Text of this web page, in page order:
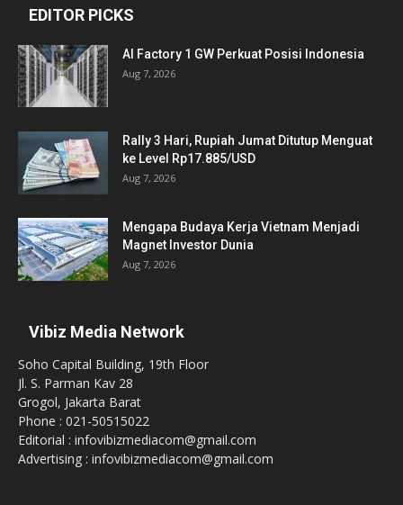
EDITOR PICKS
AI Factory 1 GW Perkuat Posisi Indonesia
Aug 7, 2026
Rally 3 Hari, Rupiah Jumat Ditutup Menguat
ke Level Rp17.885/USD
Aug 7, 2026
Mengapa Budaya Kerja Vietnam Menjadi
Magnet Investor Dunia
Aug 7, 2026
Vibiz Media Network
Soho Capital Building, 19th Floor
Jl. S. Parman Kav 28
Grogol, Jakarta Barat
Phone : 021-50515022
Editorial : infovibizmediacom@gmail.com
Advertising : infovibizmediacom@gmail.com